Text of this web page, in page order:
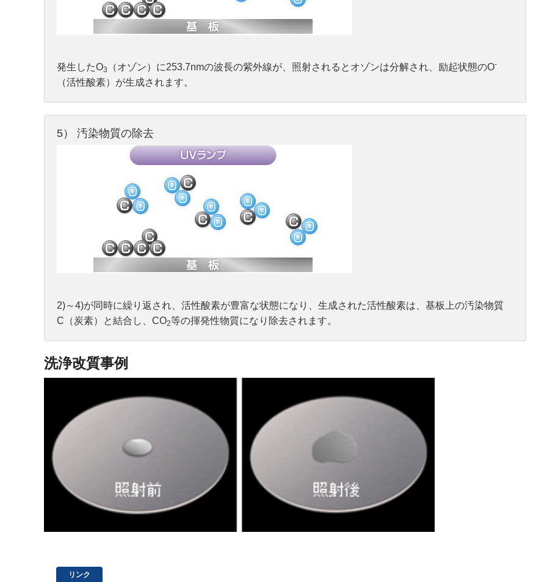
発生したO3 （オゾン）に253.7nmの波長の紫外線が、照射されるとオゾンは分解され、励起状態のO-
（活性酸素）が生成されます。
5） 汚染物質の除去
2)～4)が同時に繰り返され、活性酸素が豊富な状態になり、生成された活性酸素は、基板上の汚染物質
C（炭素）と結合し、CO2等の揮発性物質になり除去されます。
洗浄改質事例